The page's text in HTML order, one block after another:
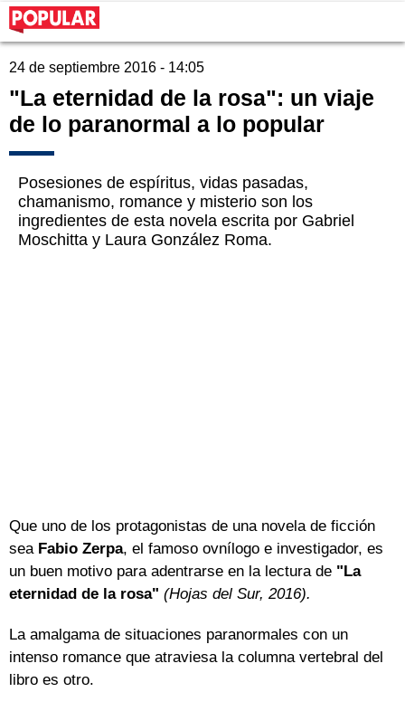
24 de septiembre 2016 - 14:05
"La eternidad de la rosa": un viaje
de lo paranormal a lo popular
Posesiones de espíritus, vidas pasadas,
chamanismo, romance y misterio son los
ingredientes de esta novela escrita por Gabriel
Moschitta y Laura González Roma.
Que uno de los protagonistas de una novela de ficción
sea Fabio Zerpa, el famoso ovnílogo e investigador, es
un buen motivo para adentrarse en la lectura de "La
eternidad de la rosa" (Hojas del Sur, 2016).
La amalgama de situaciones paranormales con un
intenso romance que atraviesa la columna vertebral del
libro es otro.